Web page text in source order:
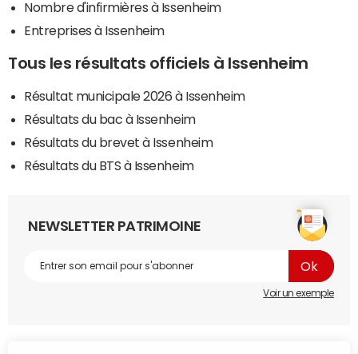
Nombre d'infirmières à Issenheim
Entreprises à Issenheim
Tous les résultats officiels à Issenheim
Résultat municipale 2026 à Issenheim
Résultats du bac à Issenheim
Résultats du brevet à Issenheim
Résultats du BTS à Issenheim
NEWSLETTER PATRIMOINE
Voir un exemple